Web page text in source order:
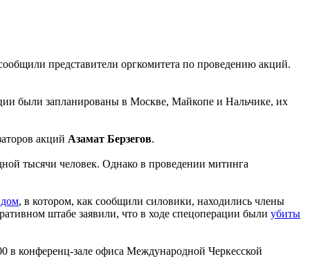
представители оргкомитета по проведению акций.
были запланированы в Москве, Майкопе и Нальчике, их
акций Азамат Берзегов.
тысячи человек. Однако в проведении митинга
, в котором, как сообщили силовики, находились члены
штабе заявили, что в ходе спецоперации были убиты
в конференц-зале офиса Международной Черкесской